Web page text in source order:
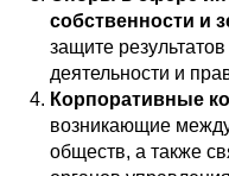
собственности и
защите
деятельности и
Корпоративные
возникающие
обществ, а также